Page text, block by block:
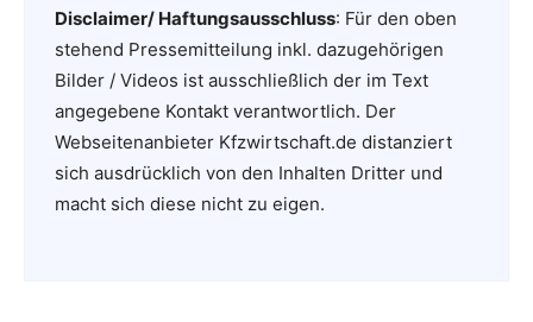
Disclaimer/ Haftungsausschluss: Für den oben
stehend Pressemitteilung inkl. dazugehörigen
Bilder / Videos ist ausschließlich der im Text
angegebene Kontakt verantwortlich. Der
Webseitenanbieter Kfzwirtschaft.de distanziert
sich ausdrücklich von den Inhalten Dritter und
macht sich diese nicht zu eigen.